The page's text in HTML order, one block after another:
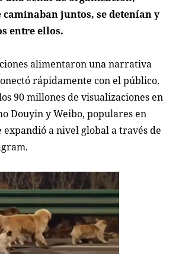
caminaban juntos, se detenían y
entre ellos.
alimentaron una narrativa
rápidamente con el público.
90 millones de visualizaciones en
Douyin y Weibo, populares en
expandió a nivel global a través de